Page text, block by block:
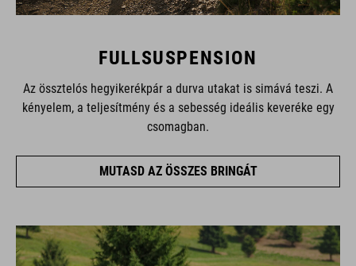
FULLSUSPENSION
Az össztelós hegyikerékpár a durva utakat is simává teszi. A
kényelem, a teljesítmény és a sebesség ideális keveréke egy
csomagban.
MUTASD AZ ÖSSZES BRINGÁT